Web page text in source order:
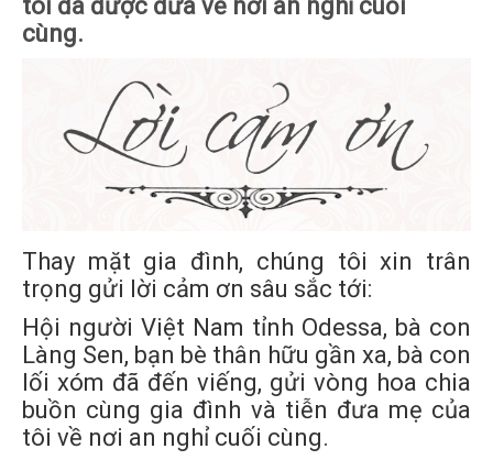
tôi đã được đưa về nơi an nghỉ cuối
cùng.
Thay mặt gia đình, chúng tôi xin trân
trọng gửi lời cảm ơn sâu sắc tới:
Hội người Việt Nam tỉnh Odessa, bà con
Làng Sen, bạn bè thân hữu gần xa, bà con
lối xóm đã đến viếng, gửi vòng hoa chia
buồn cùng gia đình và tiễn đưa mẹ của
tôi về nơi an nghỉ cuối cùng.